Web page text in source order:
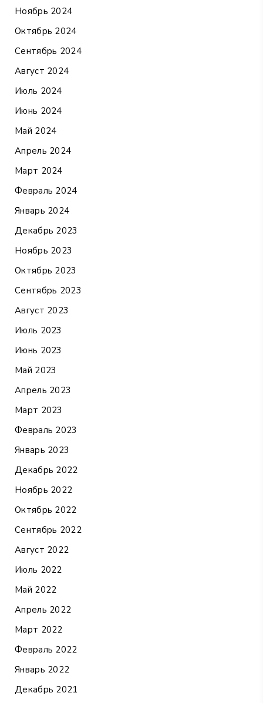
Ноябрь 2024
Октябрь 2024
Сентябрь 2024
Август 2024
Июль 2024
Июнь 2024
Май 2024
Апрель 2024
Март 2024
Февраль 2024
Январь 2024
Декабрь 2023
Ноябрь 2023
Октябрь 2023
Сентябрь 2023
Август 2023
Июль 2023
Июнь 2023
Май 2023
Апрель 2023
Март 2023
Февраль 2023
Январь 2023
Декабрь 2022
Ноябрь 2022
Октябрь 2022
Сентябрь 2022
Август 2022
Июль 2022
Май 2022
Апрель 2022
Март 2022
Февраль 2022
Январь 2022
Декабрь 2021